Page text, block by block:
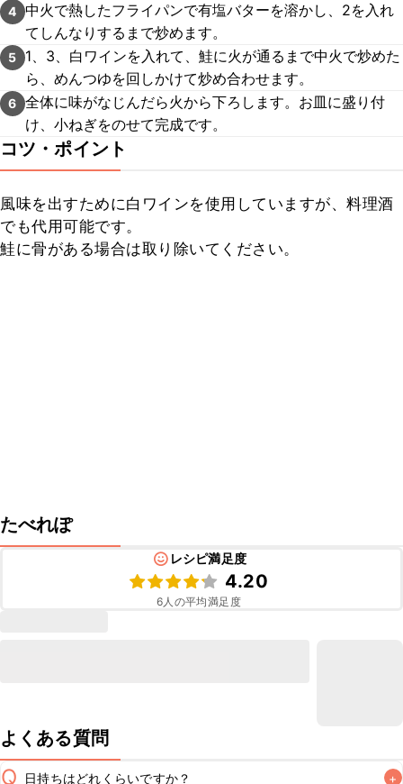
4 中火で熱したフライパンで有塩バターを溶かし、2を入れ
てしんなりするまで炒めます。
5
1、3、白ワインを入れて、鮭に火が通るまで中火で炒めた
ら、めんつゆを回しかけて炒め合わせます。
6 全体に味がなじんだら火から下ろします。お皿に盛り付
け、小ねぎをのせて完成です。
コツ・ポイント
風味を出すために白ワインを使用していますが、料理酒
でも代用可能です。
鮭に骨がある場合は取り除いてください。
たべれぽ
レシピ満足度
4.20
6人の平均満足度
よくある質問
Q 日持ちはどれくらいですか？ +